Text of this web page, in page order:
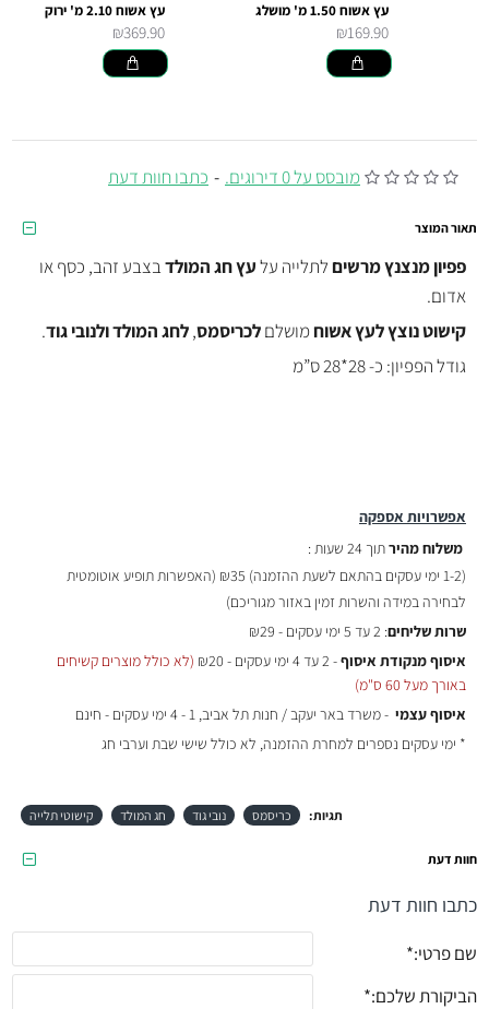
מובסס על 0 דירוגים. - כתבו חוות דעת
עץ אשוח 1.50 מ' מושלג
₪169.90
עץ אשוח 2.10 מ' ירוק
₪369.90
אפשרויות אספקה
משלוח מהירתוך 24 שעות :
(1-2 ימי עסקים בהתאם לשעת ההזמנה)
₪35 (האפשרות תופיע אוטומטית
לבחירה במידה והשרות זמין באזור מגוריכם)
שרות שליחים: 2 עד 5 ימי עסקים - ₪29
איסוף מנקודת איסוף- 2 עד 4 ימי עסקים - ₪20
(לא כולל מוצרים קשיחים
באורך מעל 60 ס"מ)
איסוף עצמי - משרד באר יעקב / חנות תל אביב, 1 - 4 ימי עסקים - חינם
* ימי עסקים נספרים למחרת ההזמנה, לא כולל שישי שבת וערבי חג
תאור המוצר
פפיון מנצנץ מרשיםלתלייה עלעץ חג המולדבצבע זהב, כסף או
אדום.
קישוט נוצץ לעץ אשוחמושלםלכריסמס,לחג המולדולנובי גוד.
גודל הפפיון: כ- 28*28 ס”מ
תגיות: כריסמס נובי גוד חג המולד קישוטי תלייה
חוות דעת
כתבו חוות דעת
שם פרטי:
הביקורת שלכם: